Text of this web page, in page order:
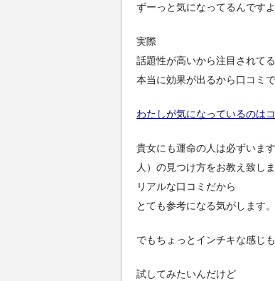
ずーっと気になってるんですよ
実際
話題性が高いから注目されて
本当に効果が出るから口コミ
わたしが気になっているのは
貴女にも運命の人は必ずいま
人）の見つけ方をお教え致し
リアルな口コミだから
とても参考になる気がします。
でもちょっとインチキな感じ
試してみたいんだけど